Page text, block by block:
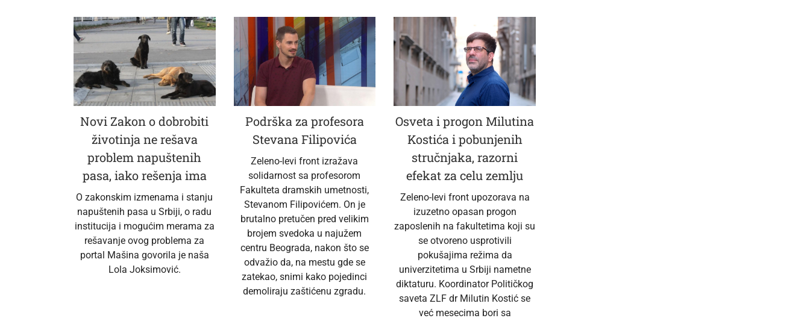
Novi Zakon o dobrobiti
životinja ne rešava
problem napuštenih
pasa, iako rešenja ima
O zakonskim izmenama i stanju
napuštenih pasa u Srbiji, o radu
institucija i mogućim merama za
rešavanje ovog problema za
portal Mašina govorila je naša
Lola Joksimović.
Podrška za profesora
Stevana Filipovića
Zeleno-levi front izražava
solidarnost sa profesorom
Fakulteta dramskih umetnosti,
Stevanom Filipovićem. On je
brutalno pretučen pred velikim
brojem svedoka u najužem
centru Beograda, nakon što se
odvažio da, na mestu gde se
zatekao, snimi kako pojedinci
demoliraju zaštićenu zgradu.
Osveta i progon Milutina
Kostića i pobunjenih
stručnjaka, razorni
efekat za celu zemlju
Zeleno-levi front upozorava na
izuzetno opasan progon
zaposlenih na fakultetima koji su
se otvoreno usprotivili
pokušajima režima da
univerzitetima u Srbiji nametne
diktaturu. Koordinator Političkog
saveta ZLF dr Milutin Kostić se
već mesecima bori sa